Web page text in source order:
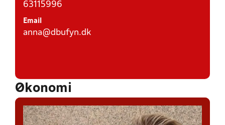
63115996
Email
anna@dbufyn.dk
Økonomi